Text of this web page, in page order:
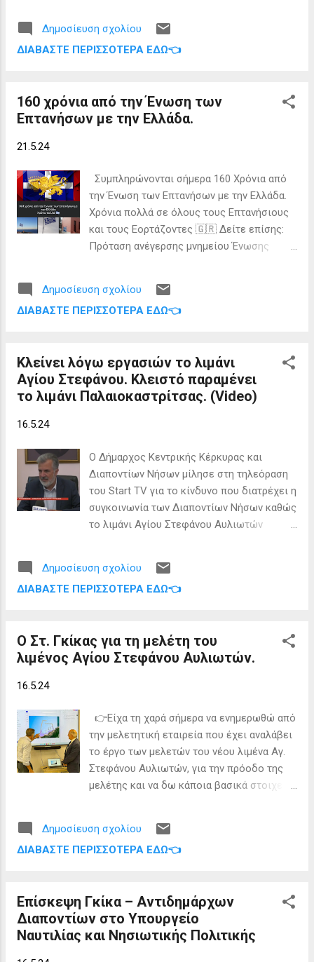
Διευθύνοντα Συμβούλου του Ο.Λ.ΚΕ,
Σπύρου Ζερβόπουλου και πολιτών της
διαβούλευση στο τεχνικό επίπεδο από ...
Ερείκουσας-Μαθρακίου), από το
βοριοδυτικότερο σημείο της Ελλάδας,
συλλογικότητες, δηλώνοντας την κάθετη
αντίθεση μας στην προσπάθεια
Για υπογράψετε το ψήφισμα πατήστε ΕΔΩ
Δημοσίευση σχολίου
ΔΙΑΒΆΣΤΕ ΠΕΡΙΣΣΌΤΕΡΑ ΕΔΏ👈
160 χρόνια από την Ένωση των
Επτανήσων με την Ελλάδα.
21.5.24
Συμπληρώνονται σήμερα 160 Χρόνια από
την Ένωση των Επτανήσων με την Ελλάδα.
Χρόνια πολλά σε όλους τους Επτανήσιους
και τους Εορτάζοντες 🇬🇷 Δείτε επίσης:
Πρόταση ανέγερσης μνημείου Ένωσης
Δημοσίευση σχολίου
ΔΙΑΒΆΣΤΕ ΠΕΡΙΣΣΌΤΕΡΑ ΕΔΏ👈
Κλείνει λόγω εργασιών το λιμάνι
Αγίου Στεφάνου. Κλειστό παραμένει
το λιμάνι Παλαιοκαστρίτσας. (Video)
16.5.24
Ο Δήμαρχος Κεντρικής Κέρκυρας και
Διαποντίων Νήσων μίλησε στη τηλεόραση
του Start ΤV για το κίνδυνο που διατρέχει η
συγκοινωνία των Διαποντίων Νήσων καθώς
το λιμάνι Αγίου Στεφάνου Αυλιωτών
Παλαιοκαστρίτσα παραμένει από τις αρχές
Μαϊου κλειστό εξαιτίας του "λουκέτου"
Κεντρικής Κέρκυρας και της μισθώτριας
εταιρείας του Καταφυγίου Τουριστικών
Δήμος κάνει λόγο για χρήση ένδικων
μέσων, οι ντόπιοι επιχειρηματίες –
χρήστες αντιδρούν διότι η τουριστική
σεζόν έχει ήδη ξεκινήσει, η αντιπολίτευση
ζητά από τη δημοτική αρχή να πάρει άμεσα
Βουλευτή επιρρίπτει ευθύνες στην
κυβέρνηση για τις εντός εισαγωγικών
επαναλειτουργήσει, το ερώτημα...
Δημοσίευση σχολίου
ΔΙΑΒΆΣΤΕ ΠΕΡΙΣΣΌΤΕΡΑ ΕΔΏ👈
Ο Στ. Γκίκας για τη μελέτη του
λιμένος Αγίου Στεφάνου Αυλιωτών.
16.5.24
👉Είχα τη χαρά σήμερα να ενημερωθώ από
την μελετητική εταιρεία που έχει αναλάβει
το έργο των μελετών του νέου λιμένα Αγ.
Στεφάνου Αυλιωτών, για την πρόοδο της
μελέτης και να δω κάποια βασικά στοιχεία
επίπεδο (Μελετητής, ΟΛΚΕ, Υπουργείο
Ναυτιλίας), η μελέτη θα παρουσιαστεί
μπαίνει στην διαδικασία υλοποίησης!
Δημοσίευση σχολίου
ΔΙΑΒΆΣΤΕ ΠΕΡΙΣΣΌΤΕΡΑ ΕΔΏ👈
Επίσκεψη Γκίκα – Αντιδημάρχων
Διαποντίων στο Υπουργείο
Ναυτιλίας και Νησιωτικής Πολιτικής